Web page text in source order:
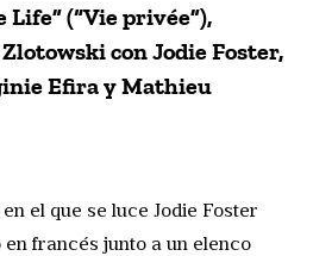
(“Vie privée”),
con Jodie Foster,
Efira y Mathieu
el que se luce Jodie Foster
francés junto a un elenco